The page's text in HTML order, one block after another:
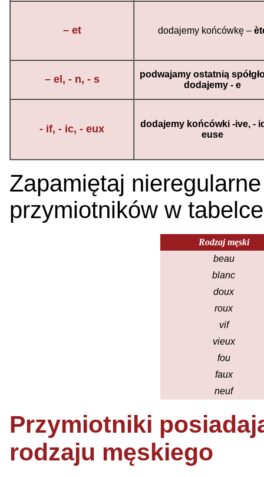
– et dodajemy końcówkę –
– el, - n, - s
podwajamy ostatnią
dodajemy - e
- if, - ic, - eux
dodajemy końcówki -ive, -
euse
Zapamiętaj
przymiotników w
Rodzaj męski
beau
blanc
doux
roux
vif
vieux
fou
faux
neuf
Przymiotniki
rodzaju męskiego